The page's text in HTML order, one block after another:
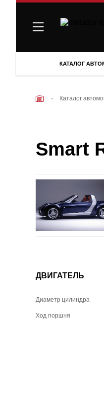
КАТАЛОГ
Каталог
Smart
ДВИГАТЕЛЬ
Диаметр цилиндра
Ход поршня